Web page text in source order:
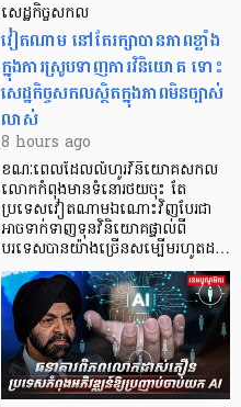
សេដ្ឋកិច្ចសកល
វៀតណាម នៅតែរក្សាបានភាពខ្លាំង
ក្នុងការស្រូបទាញការវិនិយោគ​ ទោះ
សេដ្ឋកិច្ចសកលស្ថិតក្នុងភាពមិនច្បាស់
លាស់
8 hours ago
ខណៈពេលដែលលំហូរវិនិយោគសកល
លោកកំពុងមានទំនោរថយចុះ តែ
ប្រទេសវៀតណាមឯណោះវិញបែរជា
អាចទាក់ទាញទុនវិនិយោគផ្ទាល់ពី
បរទេសបានយ៉ាងច្រើនសម្បើមរហូតដ…